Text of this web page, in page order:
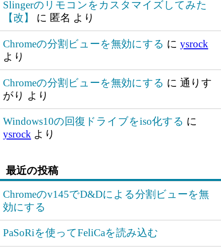
Slingerのリモコンをカスタマイズしてみた
【改】
に 匿名 より
Chromeの分割ビューを無効にする に ysrock
より
Chromeの分割ビューを無効にする に 通りす
がり より
Windows10の回復ドライブをiso化する に
ysrockより
最近の投稿
Chromeのv145でD&Dによる分割ビューを無
効にする
PaSoRiを使ってFeliCaを読み込む